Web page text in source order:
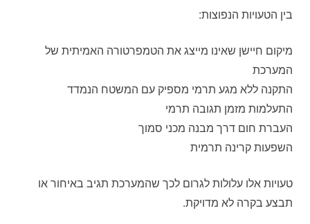
בין הטעויות הנפוצות:
מיקום חיישן שאינו מייצג את הטמפרטורה האמיתית של
המערכת
התקנה ללא מגע תרמי מספיק עם המשטח הנמדד
התעלמות מזמן תגובה תרמי
העברת חום דרך מבנה מכני סמוך
השפעות קרינה תרמית
טעויות אלו עלולות לגרום לכך שהמערכת תגיב באיחור או
תבצע בקרה לא מדויקת.